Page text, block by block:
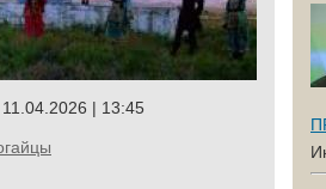
11.04.2026 | 13:45